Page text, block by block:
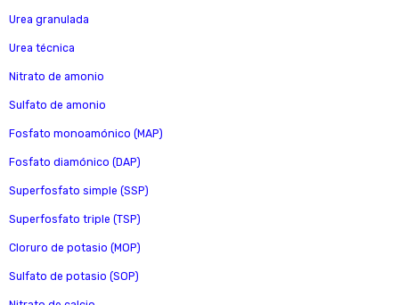
Urea granulada
Urea técnica
Nitrato de amonio
Sulfato de amonio
Fosfato monoamónico (MAP)
Fosfato diamónico (DAP)
Superfosfato simple (SSP)
Superfosfato triple (TSP)
Cloruro de potasio (MOP)
Sulfato de potasio (SOP)